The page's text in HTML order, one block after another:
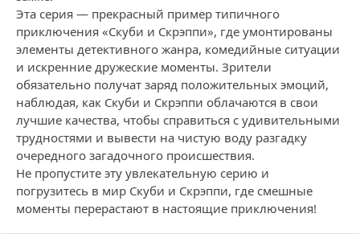
Эта серия — прекрасный пример типичного
приключения «Скуби и Скрэппи», где умонтированы
элементы детективного жанра, комедийные ситуации
и искренние дружеские моменты. Зрители
обязательно получат заряд положительных эмоций,
наблюдая, как Скуби и Скрэппи облачаются в свои
лучшие качества, чтобы справиться с удивительными
трудностями и вывести на чистую воду разгадку
очередного загадочного происшествия.
Не пропустите эту увлекательную серию и
погрузитесь в мир Скуби и Скрэппи, где смешные
моменты перерастают в настоящие приключения!